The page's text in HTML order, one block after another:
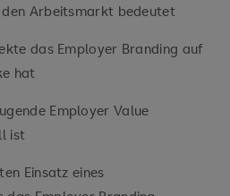
Arbeitsmarkt bedeutet
das Employer Branding auf
hat
Employer Value
ist
Einsatz eines